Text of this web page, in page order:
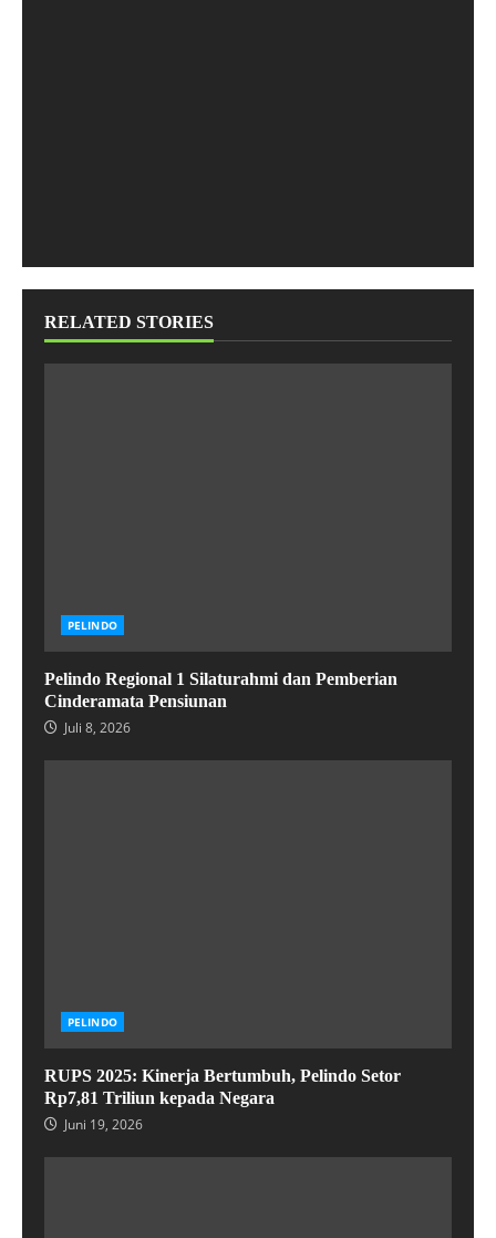
RELATED STORIES
PELINDO
Pelindo Regional 1 Silaturahmi dan Pemberian
Cinderamata Pensiunan
Juli 8, 2026
PELINDO
RUPS 2025: Kinerja Bertumbuh, Pelindo Setor
Rp7,81 Triliun kepada Negara
Juni 19, 2026